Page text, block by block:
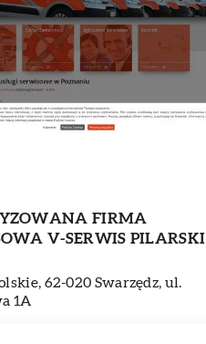
FIRMA
V-SERWIS PILARSKI
62-020 Swarzędz, ul.
1A